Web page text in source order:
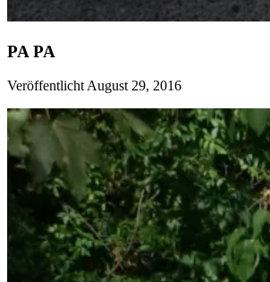
PA PA
Veröffentlicht August 29, 2016